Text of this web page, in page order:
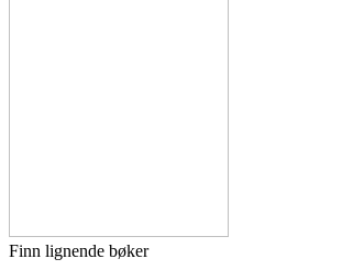
Finn lignende bøker